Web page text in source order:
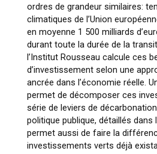
ordres de grandeur similaires:
climatiques de l’Union
en moyenne 1 500 milliards
durant toute la durée de la
l’Institut Rousseau calcule ces
d’investissement selon une
ancrée dans l’économie réelle.
permet de décomposer ces
série de leviers de
politique publique, détaillés dans
permet aussi de faire la
investissements verts déjà